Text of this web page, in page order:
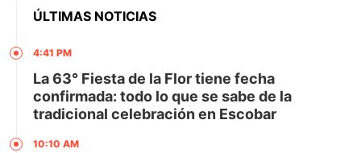
ÚLTIMAS NOTICIAS
4:41 PM
La 63° Fiesta de la Flor tiene fecha
confirmada: todo lo que se sabe de la
tradicional celebración en Escobar
10:10 AM